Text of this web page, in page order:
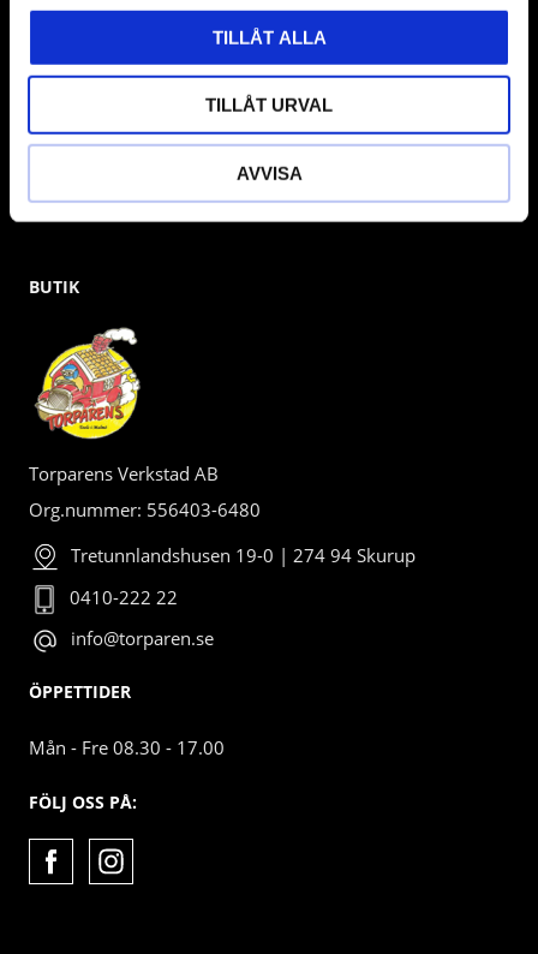
TILLÅT ALLA
TILLÅT URVAL
AVVISA
kunden.
BUTIK
Torparens Verkstad AB
Org.nummer: 556403-6480
Tretunnlandshusen 19-0 | 274 94 Skurup
0410-222 22
info@torparen.se
ÖPPETTIDER
Mån - Fre 08.30 - 17.00
FÖLJ OSS PÅ: